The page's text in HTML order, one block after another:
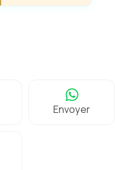
Envoyer